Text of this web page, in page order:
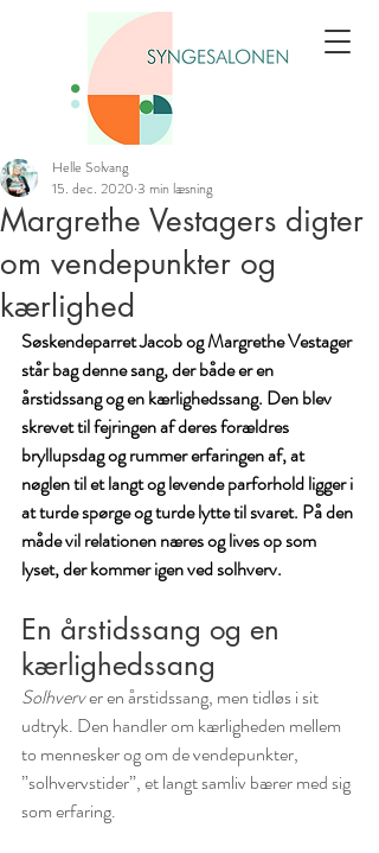
Margrethe Vestagers digter
om vendepunkter og
kærlighed
Helle Solvang
15. dec. 2020 3 min læsning
Søskendeparret Jacob og Margrethe Vestager
står bag denne sang, der både er en
årstidssang og en kærlighedssang. Den blev
skrevet til fejringen af deres forældres
bryllupsdag og rummer erfaringen af, at
nøglen til et langt og levende parforhold ligger i
at turde spørge og turde lytte til svaret. På den
måde vil relationen næres og lives op som
lyset, der kommer igen ved solhverv.
En årstidssang og en
kærlighedssang
Solhverv er en årstidssang, men tidløs i sit
udtryk. Den handler om kærligheden mellem
to mennesker og om de vendepunkter,
”solhvervstider”, et langt samliv bærer med sig
som erfaring.